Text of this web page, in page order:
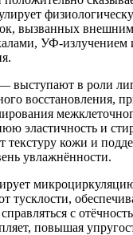
вызванных
УФ-излучением
выступают в роли
восстановления,
эластичность и
текстуру кожи и
увлажнённости.
тусклости,
с
повышая